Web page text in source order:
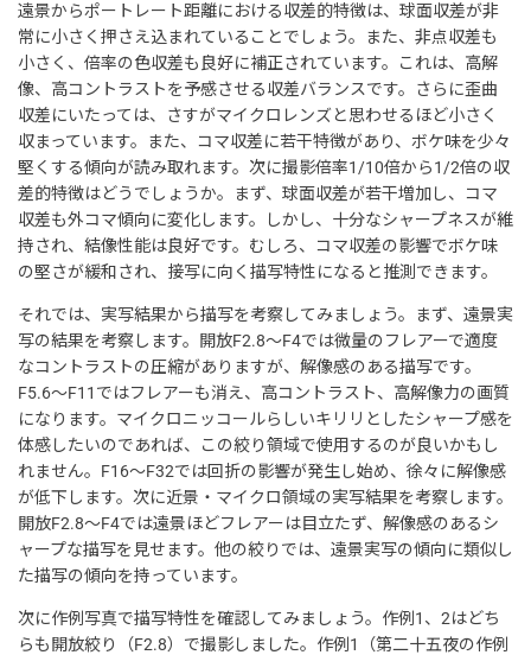
遠景からポートレート距離における収差的特徴は、球面収差が非
常に小さく押さえ込まれていることでしょう。また、非点収差も
小さく、倍率の色収差も良好に補正されています。これは、高解
像、高コントラストを予感させる収差バランスです。さらに歪曲
収差にいたっては、さすがマイクロレンズと思わせるほど小さく
収まっています。また、コマ収差に若干特徴があり、ボケ味を少々
堅くする傾向が読み取れます。次に撮影倍率1/10倍から1/2倍の収
差的特徴はどうでしょうか。まず、球面収差が若干増加し、コマ
収差も外コマ傾向に変化します。しかし、十分なシャープネスが維
持され、結像性能は良好です。むしろ、コマ収差の影響でボケ味
の堅さが緩和され、接写に向く描写特性になると推測できます。
それでは、実写結果から描写を考察してみましょう。まず、遠景実
写の結果を考察します。開放F2.8～F4では微量のフレアーで適度
なコントラストの圧縮がありますが、解像感のある描写です。
F5.6～F11ではフレアーも消え、高コントラスト、高解像力の画質
になります。マイクロニッコールらしいキリリとしたシャープ感を
体感したいのであれば、この絞り領域で使用するのが良いかもし
れません。F16～F32では回折の影響が発生し始め、徐々に解像感
が低下します。次に近景・マイクロ領域の実写結果を考察します。
開放F2.8～F4では遠景ほどフレアーは目立たず、解像感のあるシ
ャープな描写を見せます。他の絞りでは、遠景実写の傾向に類似し
た描写の傾向を持っています。
次に作例写真で描写特性を確認してみましょう。作例1、2はどち
らも開放絞り（F2.8）で撮影しました。作例1（第二十五夜の作例